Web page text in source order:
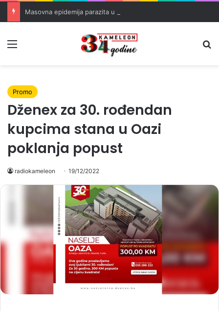
Promo
Dženex za 30. rođendan
kupcima stana u Oazi
poklanja popust
radiokameleon 19/12/2022